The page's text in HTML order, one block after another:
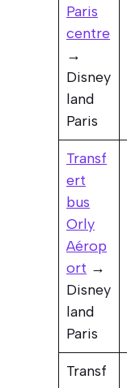
Paris
centre
→
Disney
land
Paris
Transf
ert
bus
Orly
Aérop
ort →
Disney
land
Paris
Transf